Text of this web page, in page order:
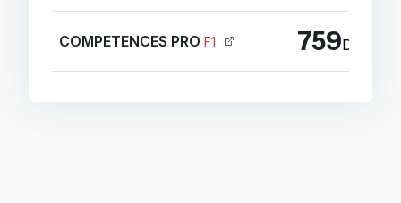
COMPETENCES PROF1 759Dhs /